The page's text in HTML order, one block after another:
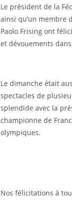
Le président de la
ainsi qu’un membre
Paolo Frising ont
et dévouements
Le dimanche était
spectacles de
splendide avec la
championne de
olympiques.
Nos félicitations à